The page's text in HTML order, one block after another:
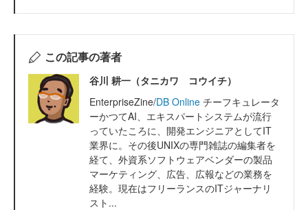
この記事の著者
谷川 耕一（タニカワ コウイチ）
EnterpriseZine/DB Online チーフキュレータ
ーかつてAI、エキスパートシステムが流行
っていたころに、開発エンジニアとしてIT
業界に。その後UNIXの専門雑誌の編集者を
経て、外資系ソフトウェアベンダーの製品
マーケティング、広告、広報などの業務を
経験。現在はフリーランスのITジャーナリ
スト...